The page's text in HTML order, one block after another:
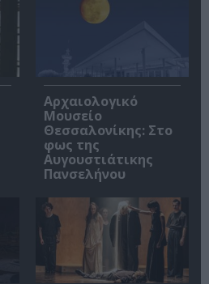
Αρχαιολογικό
Μουσείο
Θεσσαλονίκης: Στο
φως της
Αυγουστιάτικης
Πανσελήνου